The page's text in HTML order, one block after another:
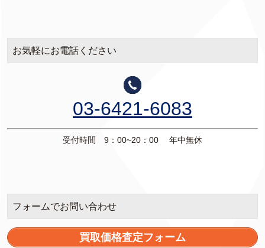
お気軽にお電話ください
03-6421-6083
受付時間 9：00~20：00 年中無休
フォームでお問い合わせ
買取価格査定フォーム